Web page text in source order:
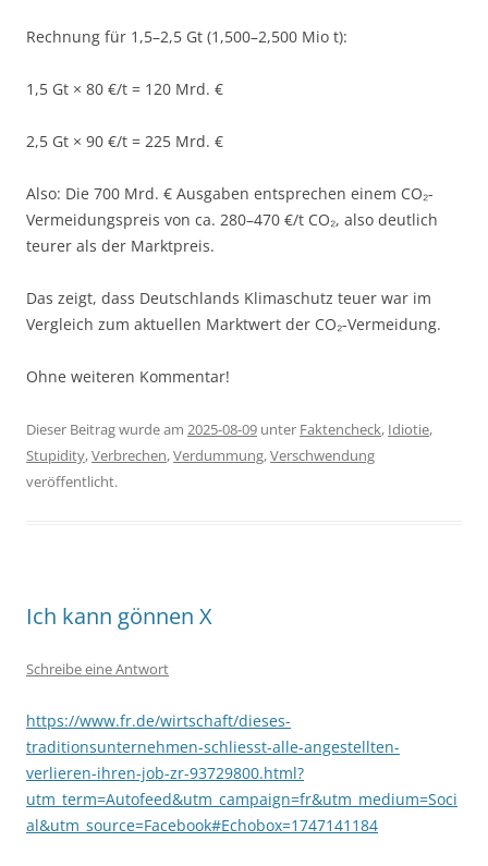
Rechnung für 1,5–2,5 Gt (1,500–2,500 Mio t):
1,5 Gt × 80 €/t = 120 Mrd. €
2,5 Gt × 90 €/t = 225 Mrd. €
Also: Die 700 Mrd. € Ausgaben entsprechen einem CO₂-
Vermeidungspreis von ca. 280–470 €/t CO₂, also deutlich
teurer als der Marktpreis.
Das zeigt, dass Deutschlands Klimaschutz teuer war im
Vergleich zum aktuellen Marktwert der CO₂-Vermeidung.
Ohne weiteren Kommentar!
Dieser Beitrag wurde am 2025-08-09 unter Faktencheck, Idiotie,
Stupidity,Verbrechen,Verdummung,Verschwendung
veröffentlicht.
Ich kann gönnen X
Schreibe eine Antwort
https://www.fr.de/wirtschaft/dieses-
traditionsunternehmen-schliesst-alle-angestellten-
verlieren-ihren-job-zr-93729800.html?
utm_term=Autofeed&utm_campaign=fr&utm_medium=Soci
al&utm_source=Facebook#Echobox=1747141184